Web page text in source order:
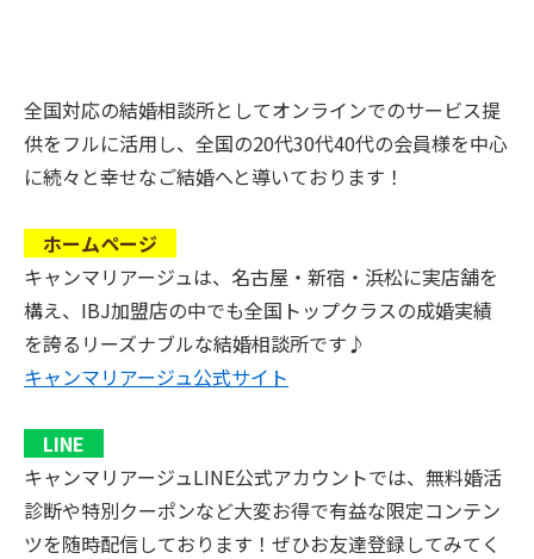
全国対応の結婚相談所としてオンラインでのサービス提
供をフルに活用し、全国の20代30代40代の会員様を中心
に続々と幸せなご結婚へと導いております！
ホームページ
キャンマリアージュは、名古屋・新宿・浜松に実店舗を
構え、IBJ加盟店の中でも全国トップクラスの成婚実績
を誇るリーズナブルな結婚相談所です♪
キャンマリアージュ公式サイト
LINE
キャンマリアージュLINE公式アカウントでは、無料婚活
診断や特別クーポンなど大変お得で有益な限定コンテン
ツを随時配信しております！ぜひお友達登録してみてく